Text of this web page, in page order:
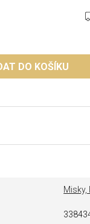
DO KOŠÍKU
Misky,